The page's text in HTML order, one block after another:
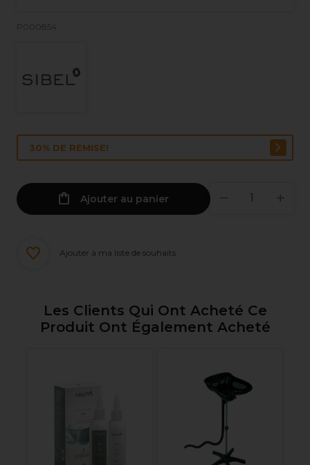
P000854
30% DE REMISE!
Ajouter au panier
Ajouter à ma liste de souhaits
Les Clients Qui Ont Acheté Ce
Produit Ont Également Acheté